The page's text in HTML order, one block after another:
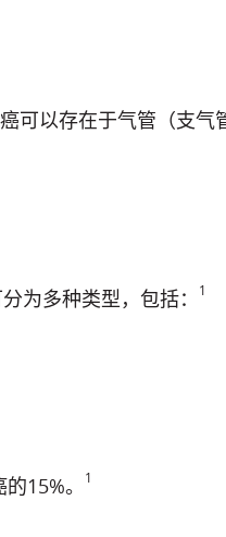
可以存在于气管（支气
为多种类型，包括： 1
15%。 1